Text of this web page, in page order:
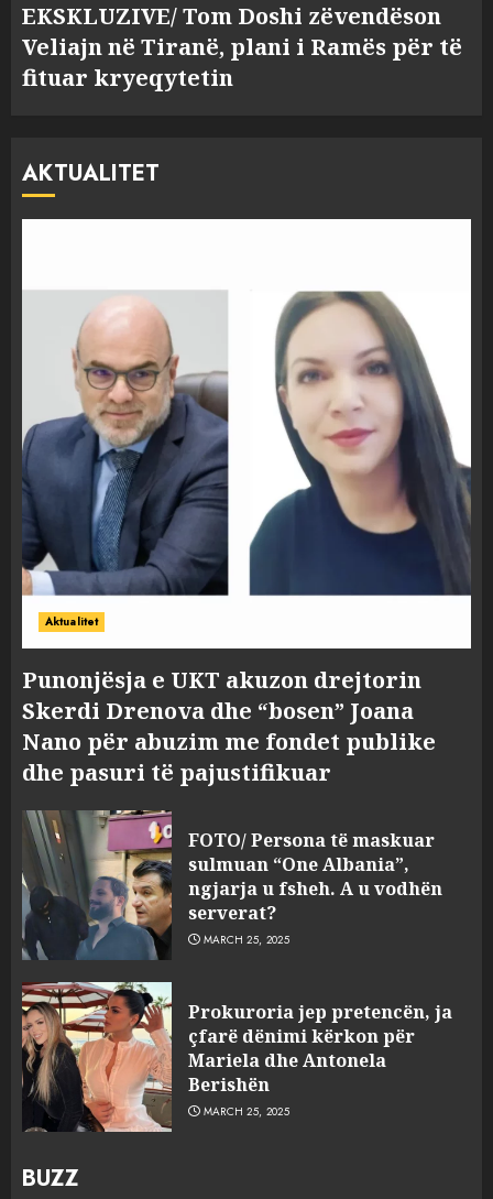
EKSKLUZIVE/ Tom Doshi zëvendëson
Veliajn në Tiranë, plani i Ramës për të
fituar kryeqytetin
AKTUALITET
Aktualitet
Punonjësja e UKT akuzon drejtorin
Skerdi Drenova dhe “bosen” Joana
Nano për abuzim me fondet publike
dhe pasuri të pajustifikuar
FOTO/ Persona të maskuar
sulmuan “One Albania”,
ngjarja u fsheh. A u vodhën
serverat?
MARCH 25, 2025
Prokuroria jep pretencën, ja
çfarë dënimi kërkon për
Mariela dhe Antonela
Berishën
MARCH 25, 2025
BUZZ